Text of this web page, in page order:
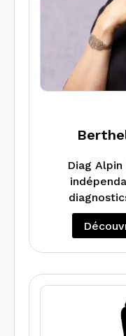
Diag
Nous
nécessaires
vos
d’activité).